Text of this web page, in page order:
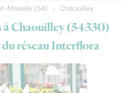
Moselle (54) › Chaouilley
à Chaouilley (54330)
réseau Interflora